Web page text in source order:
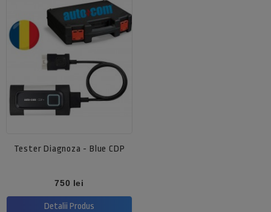
Tester Diagnoza - Blue CDP
Pret
750 lei
Detalii Produs